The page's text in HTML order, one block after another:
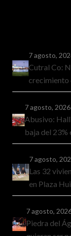
7 agosto,
Cutral Co:
crecimiento
7 agosto,
Abusivo:
baja del 23%
7 agosto,
Las 32
en Plaza
7 agosto,
Piedra del